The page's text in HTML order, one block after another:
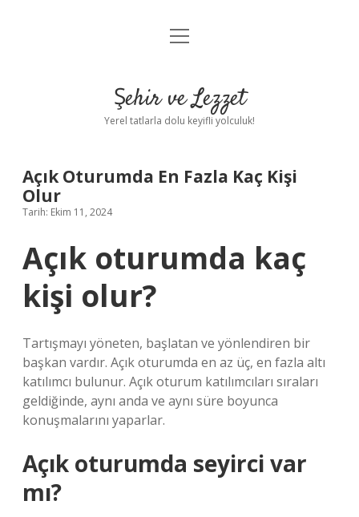
Anasayfa
Yasal Uyarı
menüyü
Şehir ve Lezzet
Yerel tatlarla dolu keyifli yolculuk!
Açık Oturumda En Fazla Kaç Kişi
Olur
Tarih: Ekim 11, 2024
Açık oturumda kaç
kişi olur?
Tartışmayı yöneten, başlatan ve yönlendiren bir
başkan vardır. Açık oturumda en az üç, en fazla altı
katılımcı bulunur. Açık oturum katılımcıları sıraları
geldiğinde, aynı anda ve aynı süre boyunca
konuşmalarını yaparlar.
Açık oturumda seyirci var
mı?